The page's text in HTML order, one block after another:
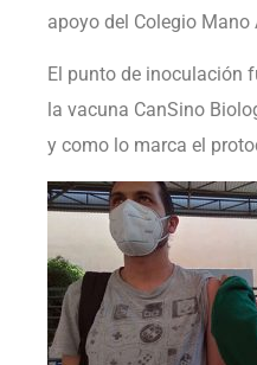
apoyo del Colegio
El punto de inoculación
la vacuna CanSino
y como lo marca el